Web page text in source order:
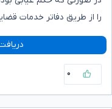
را از طریق دفاتر خدمات
۰